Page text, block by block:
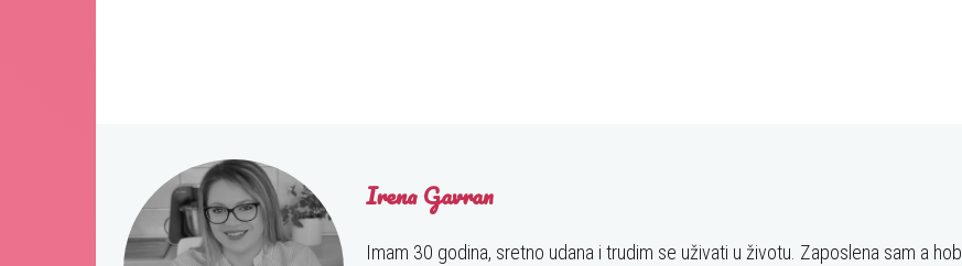
Irena Gavran
Imam 30 godina, sretno udana i trudim se uživati u životu. Zaposlena sam a